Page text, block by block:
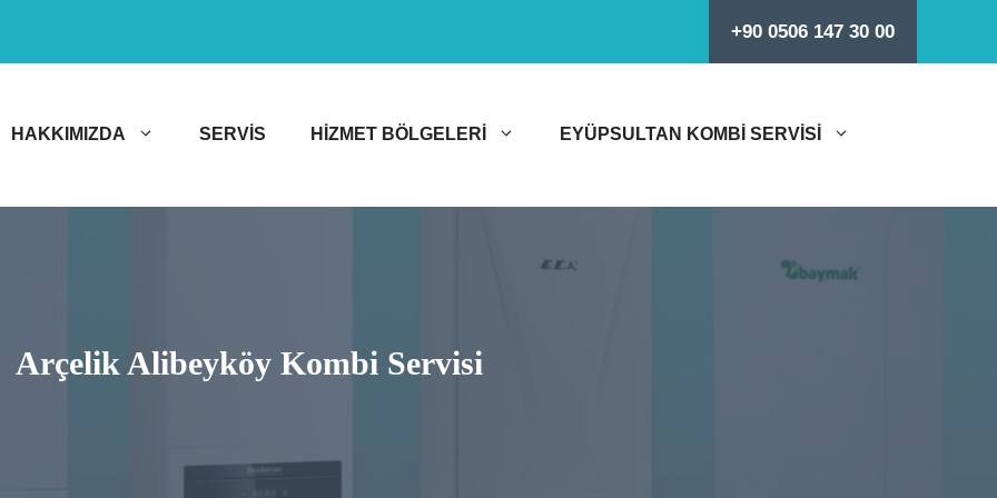
+90 0506 147 30 00
HAKKIMIZDA SERVIS HIZMET BÖLGELERI EYÜPSULTAN KOMBI SERVISI
Arçelik Alibeyköy Kombi Servisi